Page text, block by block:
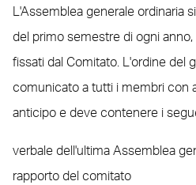
L'Assemblea generale ordinaria
del primo semestre di ogni
fissati dal Comitato. L'ordine del
comunicato a tutti i membri con
anticipo e deve contenere i
verbale dell'ultima Assemblea
rapporto del comitato